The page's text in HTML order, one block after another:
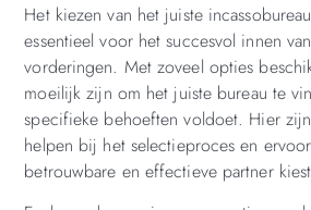
Het kiezen van het juiste
essentieel voor het succesvol innen
vorderingen. Met zoveel opties
moeilijk zijn om het juiste bureau te
specifieke behoeften voldoet. Hier
helpen bij het selectieproces en
betrouwbare en effectieve partner